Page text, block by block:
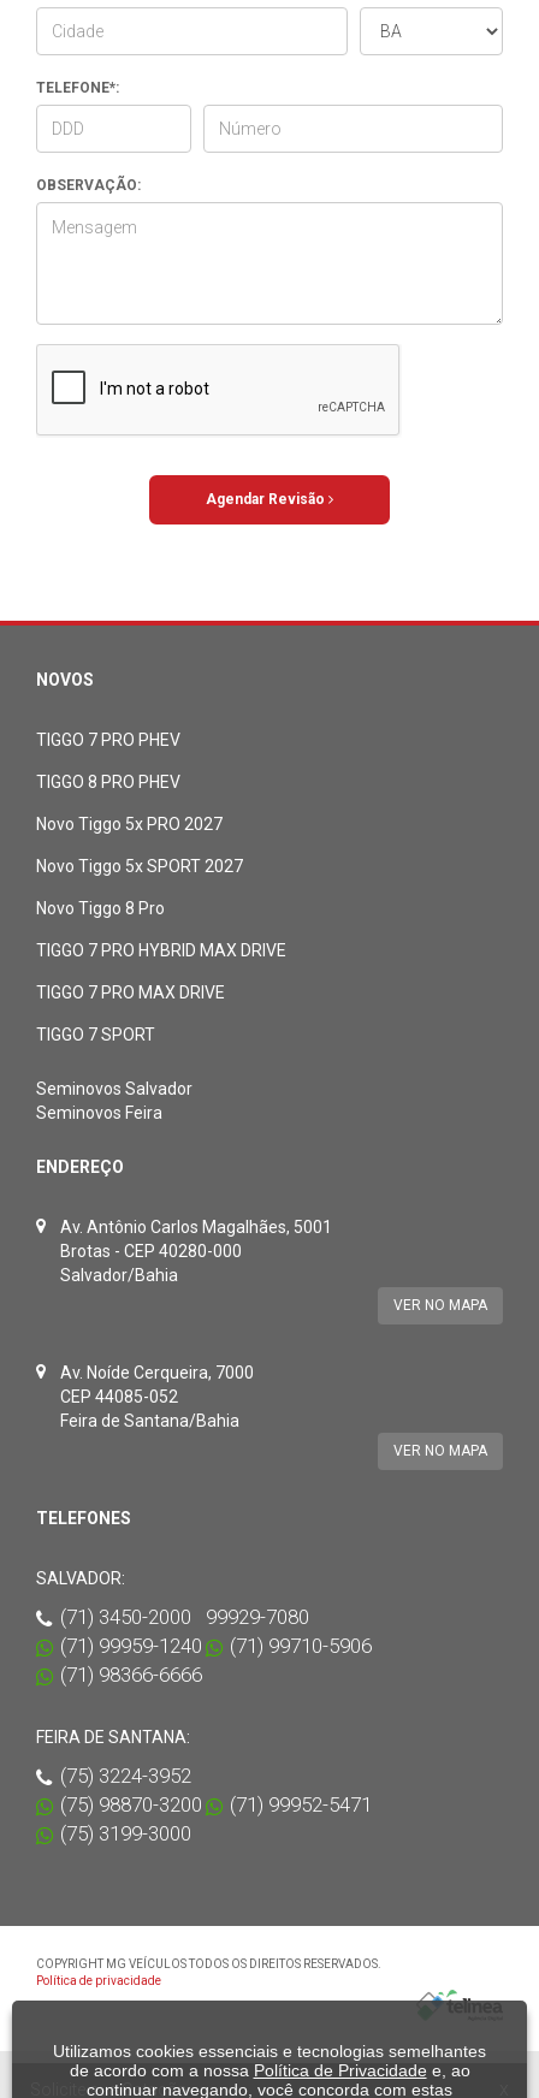
TELEFONE*:
OBSERVAÇÃO:
Agendar Revisão
NOVOS
TIGGO 7 PRO PHEV
TIGGO 8 PRO PHEV
Novo Tiggo 5x PRO 2027
Novo Tiggo 5x SPORT 2027
Novo Tiggo 8 Pro
TIGGO 7 PRO HYBRID MAX DRIVE
TIGGO 7 PRO MAX DRIVE
TIGGO 7 SPORT
Seminovos Salvador
Seminovos Feira
ENDEREÇO
Av. Antônio Carlos Magalhães, 5001
Brotas - CEP 40280-000
Salvador/Bahia
VER NO MAPA
Av. Noíde Cerqueira, 7000
CEP 44085-052
Feira de Santana/Bahia
VER NO MAPA
TELEFONES
SALVADOR:
(71) 3450-2000 99929-7080
(71) 99959-1240
(71) 99710-5906
(71) 98366-6666
FEIRA DE SANTANA:
(75) 3224-3952
(75) 98870-3200
(71) 99952-5471
(75) 3199-3000
COPYRIGHT MG VEÍCULOS TODOS OS DIREITOS RESERVADOS.
Política de privacidade
Solicite sua Cotação
Utilizamos cookies essenciais e tecnologias semelhantes
de acordo com a nossa Política de Privacidade e, ao
continuar navegando, você concorda com estas